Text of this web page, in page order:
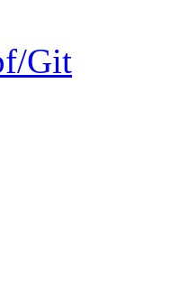
Git